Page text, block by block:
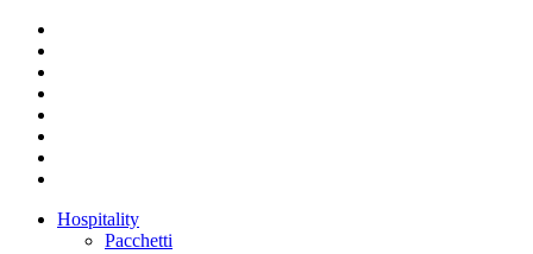
Hospitality
Pacchetti